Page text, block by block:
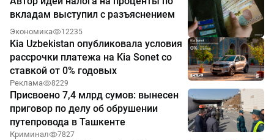
вкладам выступил с разъяснением
Экономика 12235
Kia Uzbekistan опубликовала условия
рассрочки платежа на Kia Sonet со
ставкой от 0% годовых
Реклама 8229
Присвоено 7,4 млрд сумов: вынесен
приговор по делу об обрушении
путепровода в Ташкенте
Криминал 7827